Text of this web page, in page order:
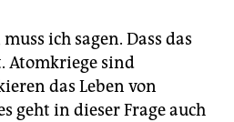
ich sagen. Dass das
Atomkriege sind
das Leben von
geht in dieser Frage auch